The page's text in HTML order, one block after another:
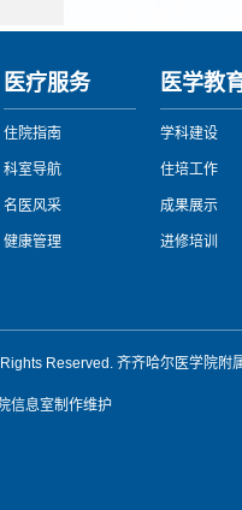
医疗服务
住院指南
科室导航
名医风采
健康管理
医学教
学科建设
住培工作
成果展示
进修培训
Reserved. 齐齐哈尔医学院附
信息室制作维护